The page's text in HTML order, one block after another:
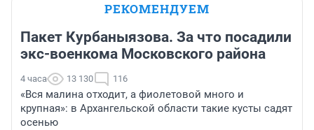
РЕКОМЕНДУЕМ
Пакет Курбаныязова. За что посадили
экс-военкома Московского района
4 часа 13 130 116
«Вся малина отходит, а фиолетовой много и
крупная»: в Архангельской области такие кусты садят
осенью